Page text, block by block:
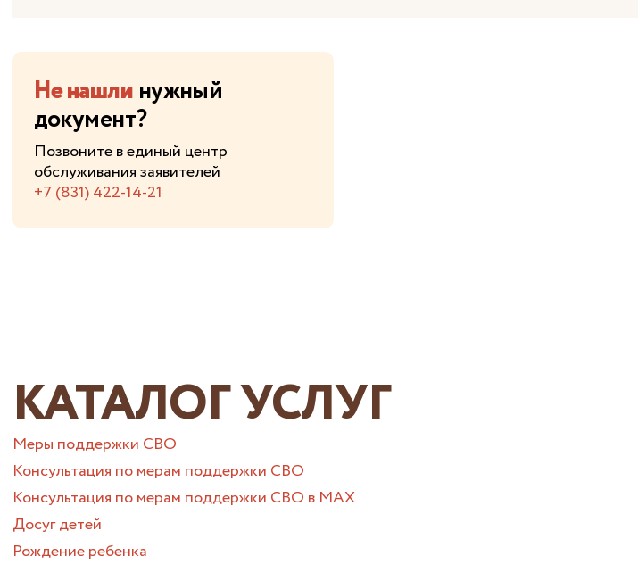
Не нашли нужный
документ?
Позвоните в единый центр
обслуживания заявителей
+7 (831) 422-14-21
КАТАЛОГ УСЛУГ
Меры поддержки СВО
Консультация по мерам поддержки СВО
Консультация по мерам поддержки СВО в МАХ
Досуг детей
Рождение ребенка